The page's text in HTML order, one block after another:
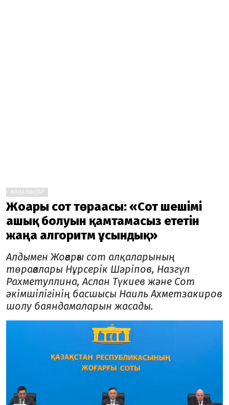
ЖАҢАЛЫҚТАР
Жоғарғы сот төрағасы: «Сот шешімі
ашық болуын қамтамасыз ететін
жаңа алгоритм ұсындық»
Алдымен Жоғарғы сот алқаларының
төрағалары Нұрсерік Шәріпов, Назгүл
Рахметуллина, Аслан Түкиев және Сот
әкімшілігінің басшысы Наиль Ахметзакиров
шолу баяндамаларын жасады.